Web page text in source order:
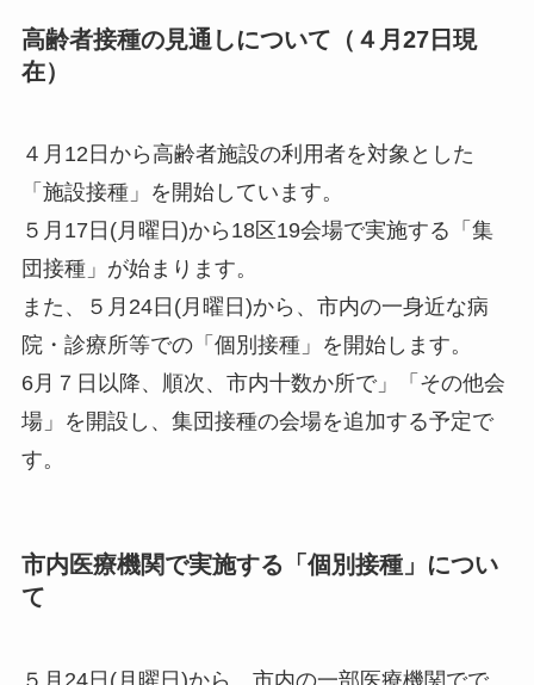
高齢者接種の見通しについて（４月27日現
在）
４月12日から高齢者施設の利用者を対象とした
「施設接種」を開始しています。
５月17日(月曜日)から18区19会場で実施する「集
団接種」が始まります。
また、５月24日(月曜日)から、市内の一身近な病
院・診療所等での「個別接種」を開始します。
6月７日以降、順次、市内十数か所で」「その他会
場」を開設し、集団接種の会場を追加する予定で
す。
市内医療機関で実施する「個別接種」につい
て
５月24日(月曜日)から、市内の一部医療機関でで